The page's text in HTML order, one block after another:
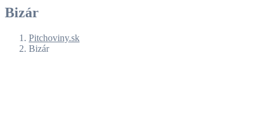
Bizár
Pitchoviny.sk
Bizár